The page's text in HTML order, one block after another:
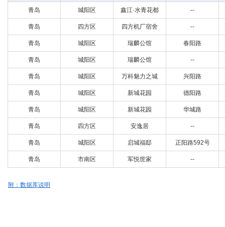
青岛
城阳区 鑫江·水青花都 --
青岛 四方区 四方机厂宿舍 --
青岛 城阳区 瑞麟公馆 春阳路
青岛 城阳区 瑞麟公馆 --
青岛 城阳区 万科魅力之城 兴阳路
青岛 城阳区 新城花园 德阳路
青岛 城阳区 新城花园 华城路
青岛 四方区 安逸居 --
青岛 城阳区 启城福邸 正阳路592号
青岛 市南区 军悦世家 --
附：数据库说明